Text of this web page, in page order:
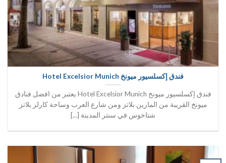
فندق إكسلسيور ميونخ Hotel Excelsior Munich
فندق إكسلسيور ميونخ Hotel Excelsior Munich يعتبر من افضل فنادق
ميونخ القريبة من المارين بلاتز ومن شارع العرب وساحة كارلز بلاتز
شتاخوس في سنتر المدينة [...]